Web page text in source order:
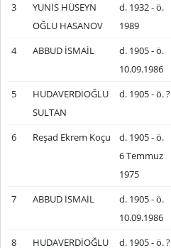
3
YUNİS HÜSEYN
OĞLU HASANOV
d. 1932 - ö.
1989
4 ABBUD İSMAİL
d. 1905 - ö.
10.09.1986
5
HUDAVERDİOĞLU
SULTAN
d. 1905 - ö. ?
6 Reşad Ekrem Koçu
d. 1905 - ö.
6 Temmuz
1975
7 ABBUD İSMAİL
d. 1905 - ö.
10.09.1986
8
HUDAVERDİOĞLU
d. 1905 - ö. ?